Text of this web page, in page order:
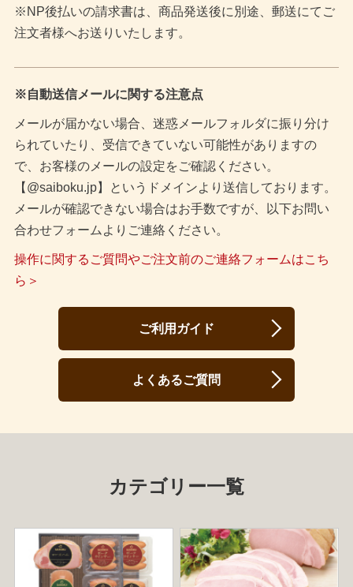
※NP後払いの請求書は、商品発送後に別途、郵送にてご
注文者様へお送りいたします。
※自動送信メールに関する注意点
メールが届かない場合、迷惑メールフォルダに振り分け
られていたり、受信できていない可能性がありますの
で、お客様のメールの設定をご確認ください。
【@saiboku.jp】というドメインより送信しております。
メールが確認できない場合はお手数ですが、以下お問い
合わせフォームよりご連絡ください。
操作に関するご質問やご注文前のご連絡フォームはこち
ら＞
ご利用ガイド
よくあるご質問
カテゴリー一覧